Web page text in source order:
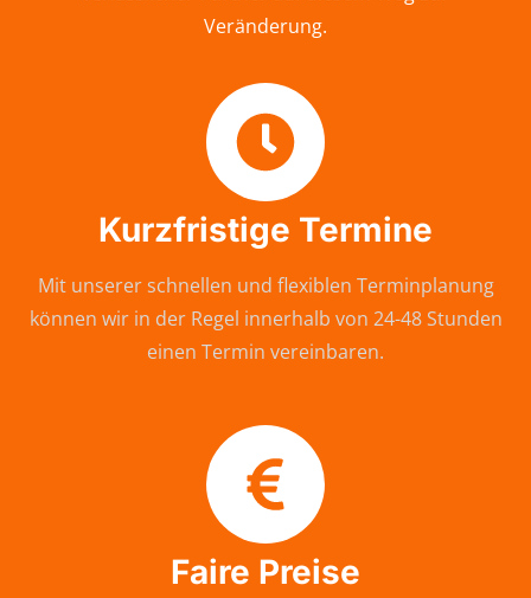
Veränderung.
Kurzfristige Termine
Mit unserer schnellen und flexiblen Terminplanung
können wir in der Regel innerhalb von 24-48 Stunden
einen Termin vereinbaren.
Faire Preise